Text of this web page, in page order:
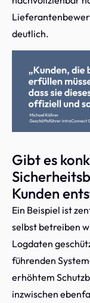
deutlich.
Gibt es
Kunden
Ein Beispiel ist
selbst betreiben
Logdaten
führenden
erhöhtem
inzwischen